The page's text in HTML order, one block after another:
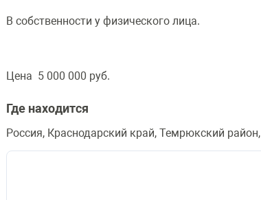
В собственности у физического лица.
Цена 5 000 000 руб.
Где находится
Россия, Краснодарский край, Темрюкский